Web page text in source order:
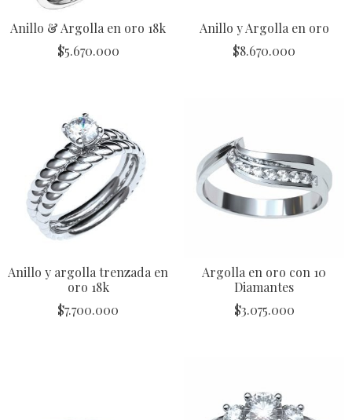
Anillo & Argolla en oro 18k
$5.670.000
Anillo y Argolla en oro
$8.670.000
Anillo y argolla trenzada en
oro 18k
$7.700.000
Argolla en oro con 10
Diamantes
$3.075.000